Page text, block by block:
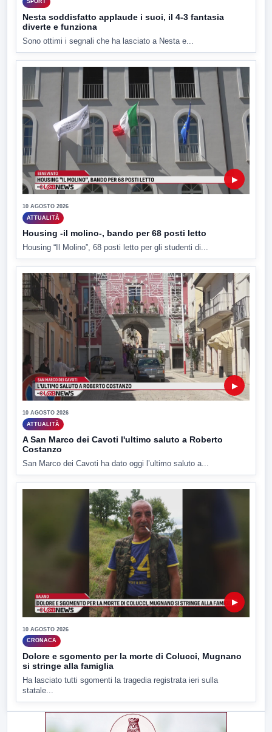
SPORT
Nesta soddisfatto applaude i suoi, il 4-3 fantasia
diverte e funziona
Sono ottimi i segnali che ha lasciato a Nesta e...
▶
10 AGOSTO 2026
ATTUALITÀ
Housing -il molino-, bando per 68 posti letto
Housing “Il Molino”, 68 posti letto per gli studenti di...
▶
10 AGOSTO 2026
ATTUALITÀ
A San Marco dei Cavoti l'ultimo saluto a Roberto
Costanzo
San Marco dei Cavoti ha dato oggi l’ultimo saluto a...
▶
10 AGOSTO 2026
CRONACA
Dolore e sgomento per la morte di Colucci, Mugnano
si stringe alla famiglia
Ha lasciato tutti sgomenti la tragedia registrata ieri sulla
statale...